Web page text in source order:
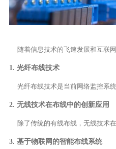
1. 光纤布线技术
2. 无线技术在布线中的创新应用
3. 基于物联网的智能布线系统